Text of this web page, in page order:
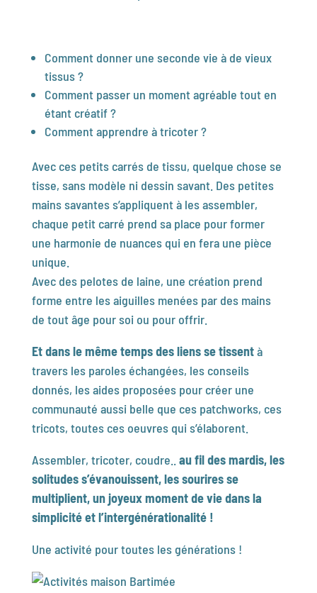
Comment donner une seconde vie à de vieux
tissus ?
Comment passer un moment agréable tout en
étant créatif ?
Comment apprendre à tricoter ?
Avec ces petits carrés de tissu, quelque chose se
tisse, sans modèle ni dessin savant. Des petites
mains savantes s’appliquent à les assembler,
chaque petit carré prend sa place pour former
une harmonie de nuances qui en fera une pièce
unique.
Avec des pelotes de laine, une création prend
forme entre les aiguilles menées par des mains
de tout âge pour soi ou pour offrir.
Et dans le même temps des liens se tissentà
travers les paroles échangées, les conseils
donnés, les aides proposées pour créer une
communauté aussi belle que ces patchworks, ces
tricots, toutes ces oeuvres qui s’élaborent.
Assembler, tricoter, coudre.. au fil des mardis, les
solitudes s’évanouissent, les sourires se
multiplient, un joyeux moment de vie dans la
simplicité et l’intergénérationalité !
Une activité pour toutes les générations !